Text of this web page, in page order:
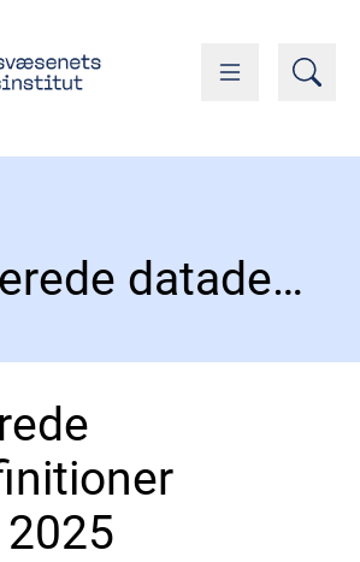
Opdaterede datadefinitioner februar 2025